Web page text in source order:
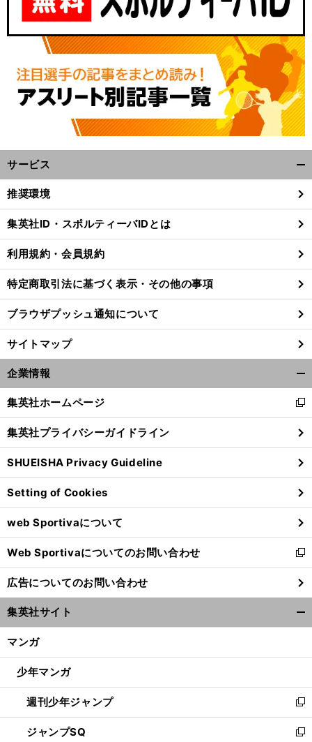
サービス
閉
る
推奨環境
集英社ID・スポルティーバIDとは
利用規約・会員規約
特定商取引法に基づく表示・その他の事項
ブラウザプッシュ通知について
サイトマップ
企業情報
閉
る
集英社ホームページ
新
し
い
ウ
ィ
ン
ド
ウ
で
開
く
集英社プライバシーガイドライン
SHUEISHA Privacy Guideline
Setting of Cookies
web Sportivaについて
Web Sportivaについてのお問い合わせ
新
し
い
ウ
ィ
ン
ウ
開
く
広告についてのお問い合わせ
集英社サイト
マンガ
少年マンガ
週刊少年ジャンプ
新
し
い
ジャンプSQ
新